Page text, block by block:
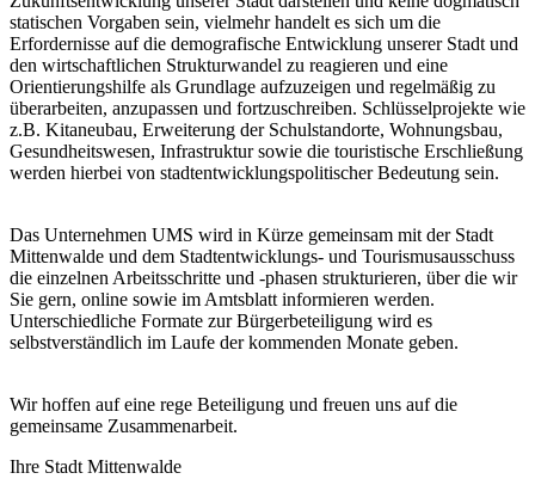
statischen Vorgaben sein, vielmehr handelt es sich um die
Erfordernisse auf die demografische Entwicklung unserer Stadt und
den wirtschaftlichen Strukturwandel zu reagieren und eine
Orientierungshilfe als Grundlage aufzuzeigen und regelmäßig zu
überarbeiten, anzupassen und fortzuschreiben. Schlüsselprojekte wie
z.B. Kitaneubau, Erweiterung der Schulstandorte, Wohnungsbau,
Gesundheitswesen, Infrastruktur sowie die touristische Erschließung
werden hierbei von stadtentwicklungspolitischer Bedeutung sein.
Das Unternehmen UMS wird in Kürze gemeinsam mit der Stadt
Mittenwalde und dem Stadtentwicklungs- und Tourismusausschuss
die einzelnen Arbeitsschritte und -phasen strukturieren, über die wir
Sie gern, online sowie im Amtsblatt informieren werden.
Unterschiedliche Formate zur Bürgerbeteiligung wird es
selbstverständlich im Laufe der kommenden Monate geben.
Wir hoffen auf eine rege Beteiligung und freuen uns auf die
gemeinsame Zusammenarbeit.
Ihre Stadt Mittenwalde